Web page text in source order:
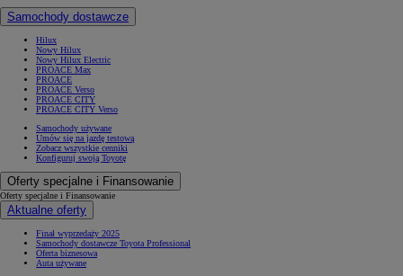
Samochody dostawcze
Hilux
Nowy Hilux
Nowy Hilux Electric
PROACE Max
PROACE
PROACE Verso
PROACE CITY
PROACE CITY Verso
Samochody używane
Umów się na jazdę testową
Zobacz wszystkie cenniki
Konfiguruj swoją Toyotę
Oferty specjalne i Finansowanie
Oferty specjalne i Finansowanie
Aktualne oferty
Finał wyprzedaży 2025
Samochody dostawcze Toyota Professional
Oferta biznesowa
Auta używane